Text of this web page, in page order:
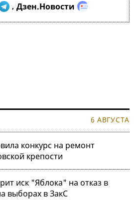
, Дзен.Новости
6 АВГУСТА
конкурс на ремонт
крепости
иск "Яблока" на отказ в
выборах в ЗакС